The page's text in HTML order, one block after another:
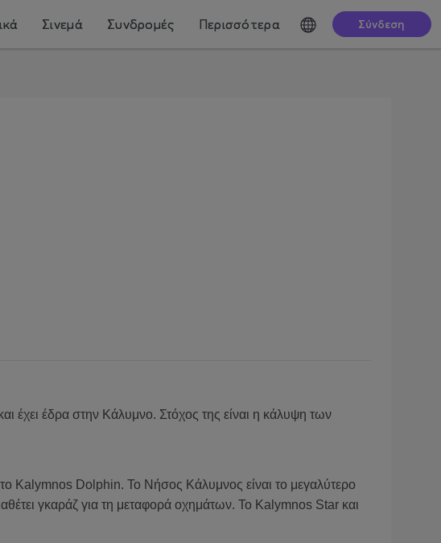
Σινεμά Συνδρομές Περισσότερα Σύνδεση
έχει έδρα στην Κάλυμνο. Στόχος της είναι η κάλυψη των
Kalymnos Dolphin. To Νήσος Κάλυμνος είναι το μεγαλύτερο
γκαράζ για τη μεταφορά οχημάτων. Το Kalymnos Star και